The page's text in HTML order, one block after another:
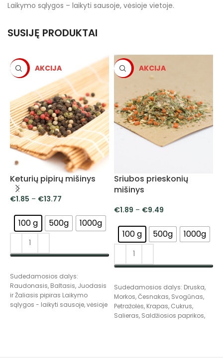
Laikymo sąlygos – laikyti sausoje, vėsioje vietoje.
SUSIJĘ PRODUKTAI
-5%
Keturių pipirų mišinys
€1.85 – €13.77
100 g 500g 1000g
Sudedamosios dalys:
Raudonasis, Baltasis, Juodasis
ir Žaliasis pipiras Laikymo
sąlygos - laikyti sausoje, vėsioje
-5%
Sriubos prieskonių
mišinys
€1.89 – €9.49
100 g 500g 1000g
Sudedamosios dalys: Druska,
Morkos, Česnakas, Svogūnas,
Petražolės, Krapas, Cukrus,
Salieras, Saldžiosios paprikos,